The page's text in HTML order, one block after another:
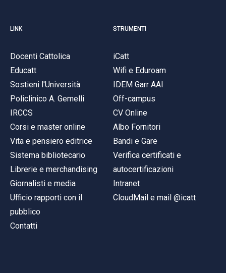
LINK
Docenti Cattolica
Educatt
Sostieni l'Università
Policlinico A. Gemelli
IRCCS
Corsi e master online
Vita e pensiero editrice
Sistema bibliotecario
Librerie e merchandising
Giornalisti e media
Ufficio rapporti con il
pubblico
Contatti
STRUMENTI
iCatt
Wifi e Eduroam
IDEM Garr AAI
Off-campus
CV Online
Albo Fornitori
Bandi e Gare
Verifica certificati e
autocertificazioni
Intranet
CloudMail e mail @icatt